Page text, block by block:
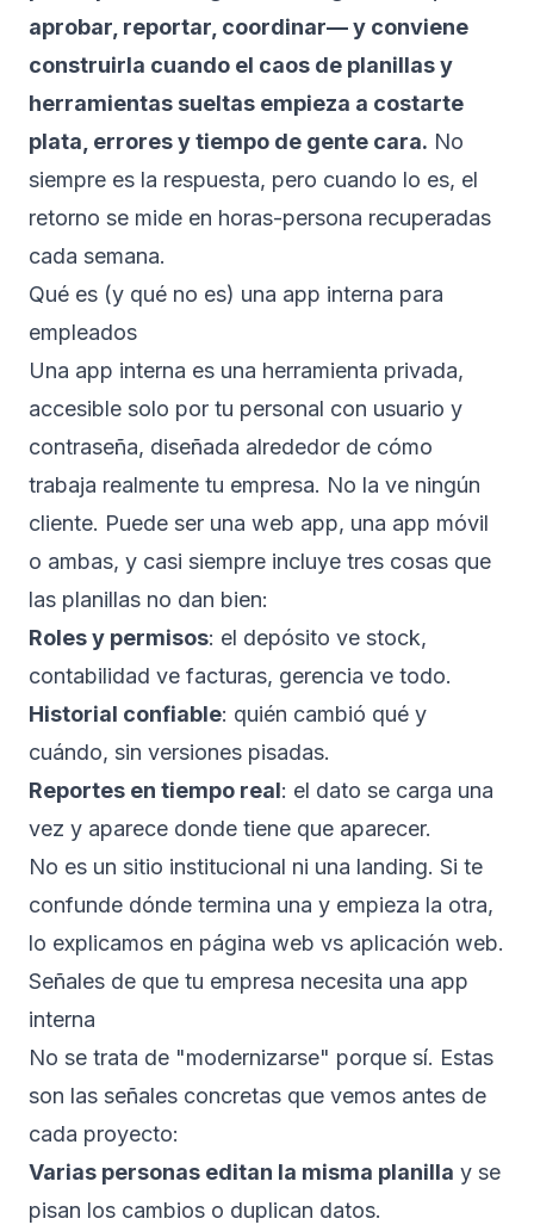
aprobar, reportar, coordinar— y conviene
construirla cuando el caos de planillas y
herramientas sueltas empieza a costarte
plata, errores y tiempo de gente cara. No
siempre es la respuesta, pero cuando lo es, el
retorno se mide en horas-persona recuperadas
cada semana.
Qué es (y qué no es) una app interna para
empleados
Una app interna es una herramienta privada,
accesible solo por tu personal con usuario y
contraseña, diseñada alrededor de cómo
trabaja realmente tu empresa. No la ve ningún
cliente. Puede ser una web app, una app móvil
o ambas, y casi siempre incluye tres cosas que
las planillas no dan bien:
Roles y permisos: el depósito ve stock,
contabilidad ve facturas, gerencia ve todo.
Historial confiable: quién cambió qué y
cuándo, sin versiones pisadas.
Reportes en tiempo real: el dato se carga una
vez y aparece donde tiene que aparecer.
No es un sitio institucional ni una landing. Si te
confunde dónde termina una y empieza la otra,
lo explicamos en página web vs aplicación web.
Señales de que tu empresa necesita una app
interna
No se trata de "modernizarse" porque sí. Estas
son las señales concretas que vemos antes de
cada proyecto:
Varias personas editan la misma planilla y se
pisan los cambios o duplican datos.